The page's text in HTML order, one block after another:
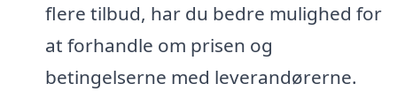
flere tilbud, har du bedre mulighed for
at forhandle om prisen og
betingelserne med leverandørerne.